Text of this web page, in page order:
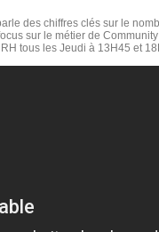
des chiffres clés sur le
sur le métier de
tous les Jeudi à 13H45 et